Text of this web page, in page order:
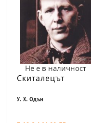
Не е в наличност
Скиталецът
У. Х. Одън